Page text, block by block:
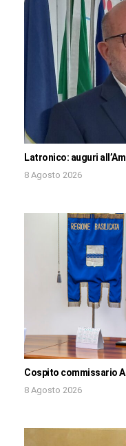
Latronico: auguri
8 Agosto 2026
Cospito commissario
8 Agosto 2026